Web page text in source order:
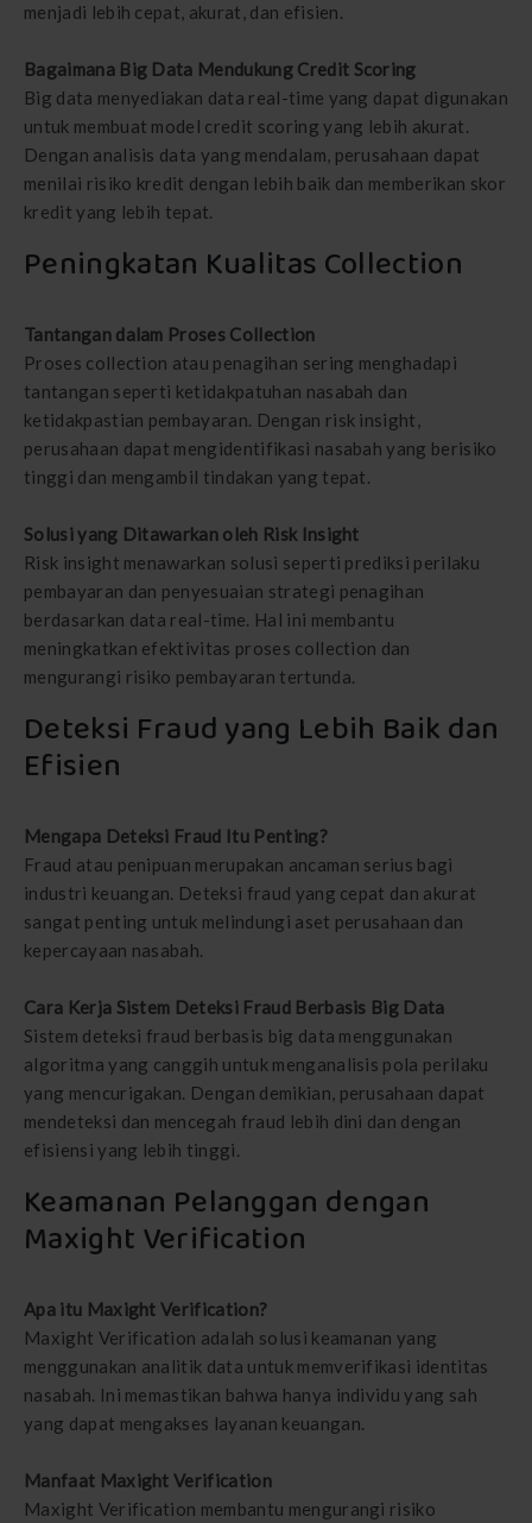
menjadi lebih cepat, akurat, dan efisien.
Bagaimana Big Data Mendukung Credit Scoring
Big data menyediakan data real-time yang dapat digunakan
untuk membuat model credit scoring yang lebih akurat.
Dengan analisis data yang mendalam, perusahaan dapat
menilai risiko kredit dengan lebih baik dan memberikan skor
kredit yang lebih tepat.
Peningkatan Kualitas Collection
Tantangan dalam Proses Collection
Proses collection atau penagihan sering menghadapi
tantangan seperti ketidakpatuhan nasabah dan
ketidakpastian pembayaran. Dengan risk insight,
perusahaan dapat mengidentifikasi nasabah yang berisiko
tinggi dan mengambil tindakan yang tepat.
Solusi yang Ditawarkan oleh Risk Insight
Risk insight menawarkan solusi seperti prediksi perilaku
pembayaran dan penyesuaian strategi penagihan
berdasarkan data real-time. Hal ini membantu
meningkatkan efektivitas proses collection dan
mengurangi risiko pembayaran tertunda.
Deteksi Fraud yang Lebih Baik dan
Efisien
Mengapa Deteksi Fraud Itu Penting?
Fraud atau penipuan merupakan ancaman serius bagi
industri keuangan. Deteksi fraud yang cepat dan akurat
sangat penting untuk melindungi aset perusahaan dan
kepercayaan nasabah.
Cara Kerja Sistem Deteksi Fraud Berbasis Big Data
Sistem deteksi fraud berbasis big data menggunakan
algoritma yang canggih untuk menganalisis pola perilaku
yang mencurigakan. Dengan demikian, perusahaan dapat
mendeteksi dan mencegah fraud lebih dini dan dengan
efisiensi yang lebih tinggi.
Keamanan Pelanggan dengan
Maxight Verification
Apa itu Maxight Verification?
Maxight Verification adalah solusi keamanan yang
menggunakan analitik data untuk memverifikasi identitas
nasabah. Ini memastikan bahwa hanya individu yang sah
yang dapat mengakses layanan keuangan.
Manfaat Maxight Verification
Maxight Verification membantu mengurangi risiko